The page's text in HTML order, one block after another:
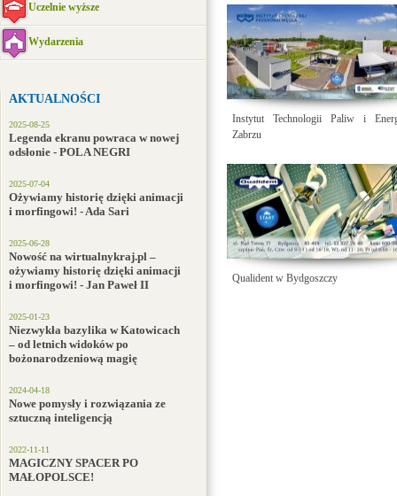
Uczelnie wyższe
Wydarzenia
AKTUALNOŚCI
2025-08-25
Legenda ekranu powraca w nowej
odsłonie - POLA NEGRI
2025-07-04
Ożywiamy historię dzięki animacji
i morfingowi! - Ada Sari
2025-06-28
Nowość na wirtualnykraj.pl –
ożywiamy historię dzięki animacji
i morfingowi! - Jan Paweł II
2025-01-23
Niezwykła bazylika w Katowicach
– od letnich widoków po
bożonarodzeniową magię
2024-04-18
Nowe pomysły i rozwiązania ze
sztuczną inteligencją
2022-11-11
MAGICZNY SPACER PO
MAŁOPOLSCE!
Instytut Technologii Paliw i
Zabrzu
Qualident w Bydgoszczy